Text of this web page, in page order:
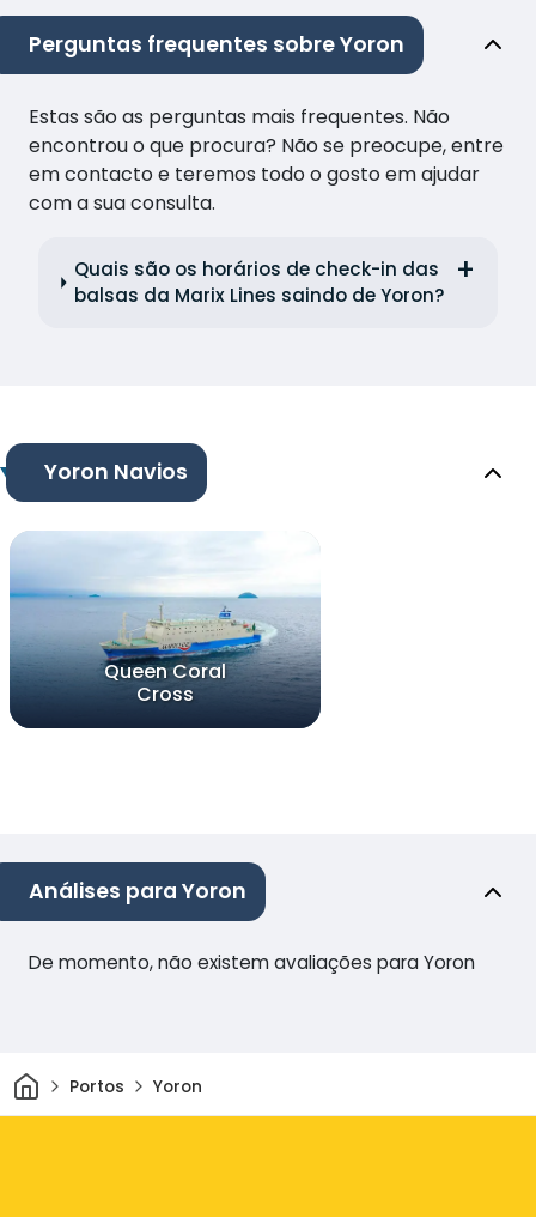
Perguntas frequentes sobre Yoron
Estas são as perguntas mais frequentes. Não
encontrou o que procura? Não se preocupe, entre
em contacto e teremos todo o gosto em ajudar
com a sua consulta.
Quais são os horários de check-in das
balsas da Marix Lines saindo de Yoron?
Yoron Navios
Queen Coral
Cross
Análises para Yoron
De momento, não existem avaliações para Yoron
CasaPortos Yoron